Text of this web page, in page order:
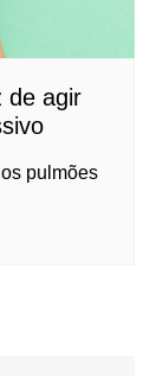
de agir
pulmões